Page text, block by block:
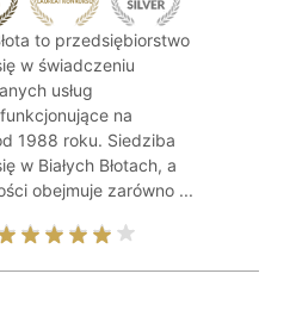
to przedsiębiorstwo
w świadczeniu
usług
na
1988 roku. Siedziba
w Białych Błotach, a
obejmuje zarówno ...